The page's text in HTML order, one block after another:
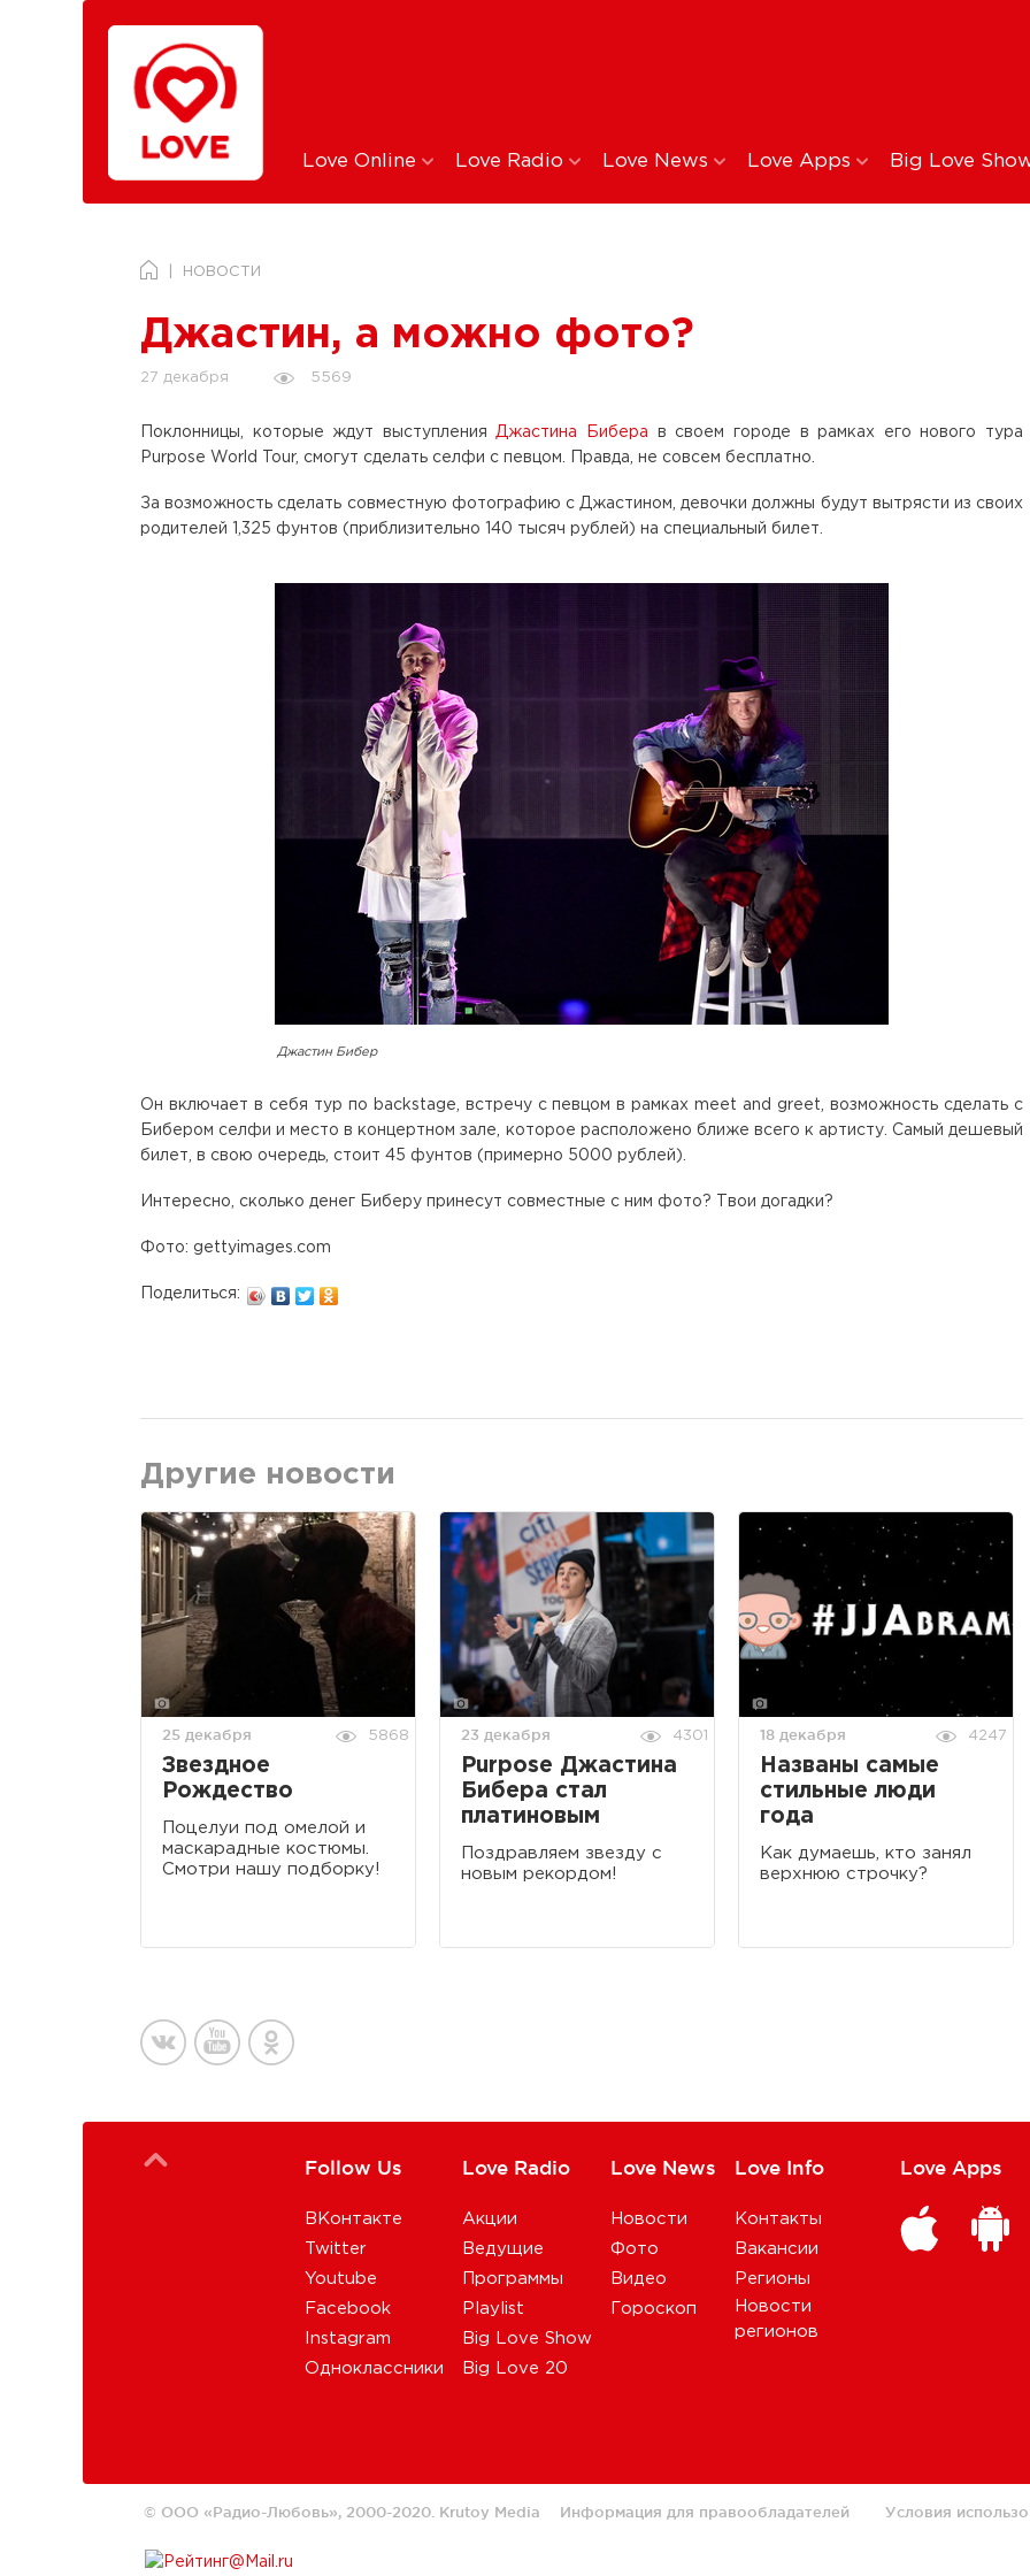
Love Online Love Radio Love News Love Apps Big Love
НОВОСТИ
Джастин, а можно фото?
27 декабря 5569
Поклонницы, которые ждут выступления Джастина Бибера в своем городе в рамках его нового тура
Purpose World Tour, смогут сделать селфи с певцом. Правда, не совсем бесплатно.
За возможность сделать совместную фотографию с Джастином, девочки должны будут вытрясти из своих
родителей 1,325 фунтов (приблизительно 140 тысяч рублей) на специальный билет.
Джастин Бибер
Он включает в себя тур по backstage, встречу с певцом в рамках meet and greet, возможность сделать с
Бибером селфи и место в концертном зале, которое расположено ближе всего к артисту. Самый дешевый
билет, в свою очередь, стоит 45 фунтов (примерно 5000 рублей).
Интересно, сколько денег Биберу принесут совместные с ним фото? Твои догадки?
Фото: gettyimages.com
Поделиться:
Другие новости
25 декабря 5868
Звездное
Рождество
Поцелуи под омелой и
маскарадные костюмы.
Смотри нашу подборку!
23 декабря 4301
Purpose Джастина
Бибера стал
платиновым
Поздравляем звезду с
новым рекордом!
18 декабря 4247
Названы самые
стильные люди
года
Как думаешь, кто занял
верхнюю строчку?
Follow Us
ВКонтакте
Twitter
Youtube
Facebook
Instagram
Одноклассники
Love Radio
Акции
Ведущие
Программы
Playlist
Big Love Show
Big Love 20
Love News
Новости
Фото
Видео
Гороскоп
Love Info
Контакты
Вакансии
Регионы
Новости
регионов
Love Apps
© ООО «Радио-Любовь», 2000-2020. Krutoy Media Информация для правообладателей Условия